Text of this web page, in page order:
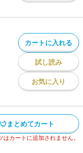
カートに入れる
試し読み
お気に入り
まとめてカート
カートに追加されません。